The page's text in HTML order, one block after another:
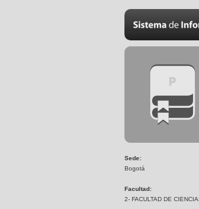
Sede:
Bogotá
Facultad:
2- FACULTAD DE